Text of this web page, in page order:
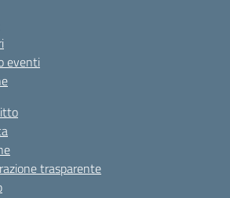
eventi
trasparente